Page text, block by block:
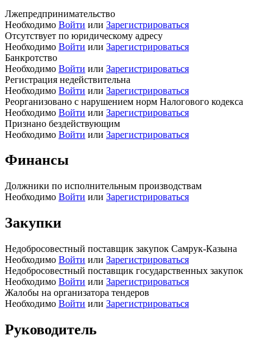
Лжепредпринимательство
Необходимо Войти или Зарегистрироваться
Отсутствует по юридическому адресу
Необходимо Войти или Зарегистрироваться
Банкротство
Необходимо Войти или Зарегистрироваться
Регистрация недействительна
Необходимо Войти или Зарегистрироваться
Реорганизовано с нарушением норм Налогового кодекса
Необходимо Войти или Зарегистрироваться
Признано бездействующим
Необходимо Войти или Зарегистрироваться
Финансы
Должники по исполнительным производствам
Необходимо Войти или Зарегистрироваться
Закупки
Недобросовестный поставщик закупок Самрук-Казына
Необходимо Войти или Зарегистрироваться
Недобросовестный поставщик государственных закупок
Необходимо Войти или Зарегистрироваться
Жалобы на организатора тендеров
Необходимо Войти или Зарегистрироваться
Руководитель